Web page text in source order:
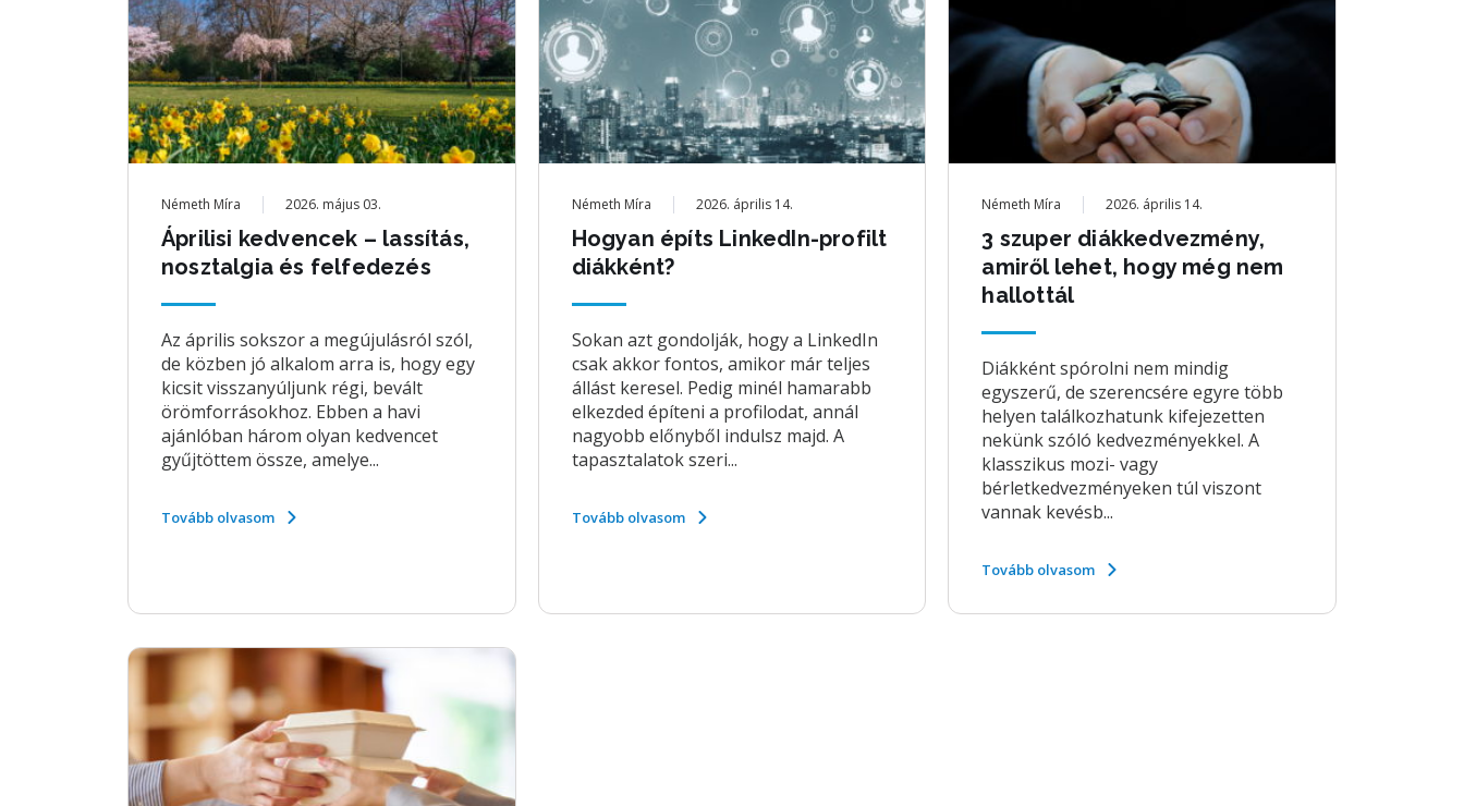
Németh Míra 2026. május 03.
Áprilisi kedvencek – lassítás,
nosztalgia és felfedezés
Az április sokszor a megújulásról szól,
de közben jó alkalom arra is, hogy egy
kicsit visszanyúljunk régi, bevált
örömforrásokhoz. Ebben a havi
ajánlóban három olyan kedvencet
gyűjtöttem össze, amelye...
Tovább olvasom
Németh Míra 2026. április 14.
Hogyan építs LinkedIn-profilt
diákként?
Sokan azt gondolják, hogy a LinkedIn
csak akkor fontos, amikor már teljes
állást keresel. Pedig minél hamarabb
elkezded építeni a profilodat, annál
nagyobb előnyből indulsz majd. A
tapasztalatok szeri...
Tovább olvasom
Németh Míra 2026. április 14.
3 szuper diákkedvezmény,
amiről lehet, hogy még nem
hallottál
Diákként spórolni nem mindig
egyszerű, de szerencsére egyre több
helyen találkozhatunk kifejezetten
nekünk szóló kedvezményekkel. A
klasszikus mozi- vagy
bérletkedvezményeken túl viszont
vannak kevésb...
Tovább olvasom